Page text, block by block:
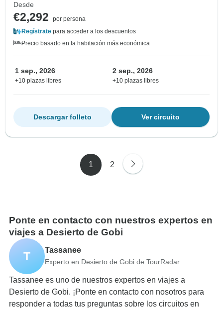
Desde
€2,292
por persona
Regístrate para acceder a los descuentos
Precio basado en la habitación más económica
1 sep., 2026
+10 plazas libres
2 sep., 2026
+10 plazas libres
Ver circuito
Descargar folleto
1 2
Ponte en contacto con nuestros expertos en
viajes a Desierto de Gobi
T Tassanee
Experto en Desierto de Gobi de TourRadar
Tassanee es uno de nuestros expertos en viajes a
Desierto de Gobi. ¡Ponte en contacto con nosotros para
responder a todas tus preguntas sobre los circuitos en